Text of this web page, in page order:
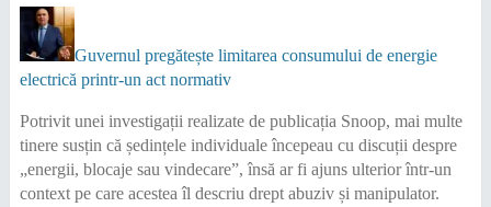
Guvernul pregătește limitarea consumului de energie
electrică printr-un act normativ
Potrivit unei investigații realizate de publicația Snoop, mai multe
tinere susțin că ședințele individuale începeau cu discuții despre
„energii, blocaje sau vindecare”, însă ar fi ajuns ulterior într-un
context pe care acestea îl descriu drept abuziv și manipulator.